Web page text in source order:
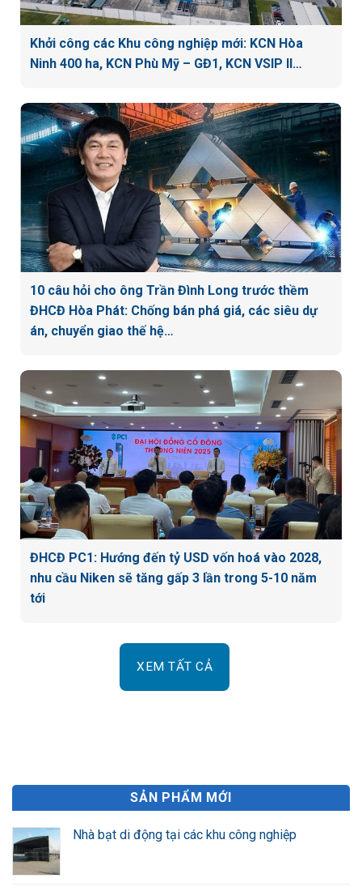
Khởi công các Khu công nghiệp mới: KCN Hòa
Ninh 400 ha, KCN Phù Mỹ – GĐ1, KCN VSIP II…
10 câu hỏi cho ông Trần Đình Long trước thềm
ĐHCĐ Hòa Phát: Chống bán phá giá, các siêu dự
án, chuyển giao thế hệ…
ĐHCĐ PC1: Hướng đến tỷ USD vốn hoá vào 2028,
nhu cầu Niken sẽ tăng gấp 3 lần trong 5-10 năm
tới
XEM TẤT CẢ
SẢN PHẨM MỚI
Nhà bạt di động tại các khu công nghiệp